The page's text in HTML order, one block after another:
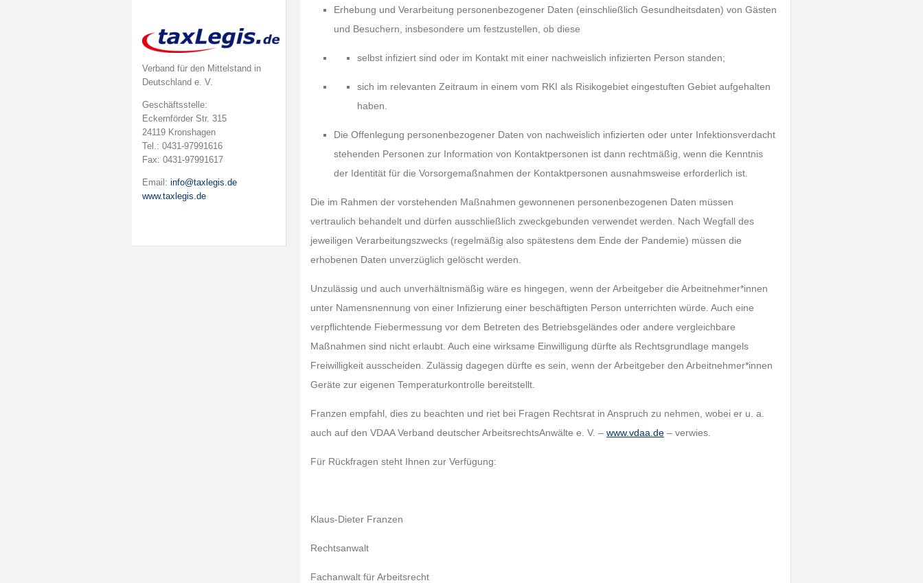
Verband für den Mittelstand in
Deutschland e. V.
Geschäftsstelle:
Eckernförder Str. 315
24119 Kronshagen
Tel.: 0431-97991616
Fax: 0431-97991617
Email: info@taxlegis.de
www.taxlegis.de
Erhebung und Verarbeitung personenbezogener Daten (einschließlich Gesundheitsdaten) von Gästen
und Besuchern, insbesondere um festzustellen, ob diese
selbst infiziert sind oder im Kontakt mit einer nachweislich infizierten Person standen;
sich im relevanten Zeitraum in einem vom RKI als Risikogebiet eingestuften Gebiet aufgehalten
haben.
Die Offenlegung personenbezogener Daten von nachweislich infizierten oder unter Infektionsverdacht
stehenden Personen zur Information von Kontaktpersonen ist dann rechtmäßig, wenn die Kenntnis
der Identität für die Vorsorgemaßnahmen der Kontaktpersonen ausnahmsweise erforderlich ist.
Die im Rahmen der vorstehenden Maßnahmen gewonnenen personenbezogenen Daten müssen
vertraulich behandelt und dürfen ausschließlich zweckgebunden verwendet werden. Nach Wegfall des
jeweiligen Verarbeitungszwecks (regelmäßig also spätestens dem Ende der Pandemie) müssen die
erhobenen Daten unverzüglich gelöscht werden.
Unzulässig und auch unverhältnismäßig wäre es hingegen, wenn der Arbeitgeber die Arbeitnehmer*innen
unter Namensnennung von einer Infizierung einer beschäftigten Person unterrichten würde. Auch eine
verpflichtende Fiebermessung vor dem Betreten des Betriebsgeländes oder andere vergleichbare
Maßnahmen sind nicht erlaubt. Auch eine wirksame Einwilligung dürfte als Rechtsgrundlage mangels
Freiwilligkeit ausscheiden. Zulässig dagegen dürfte es sein, wenn der Arbeitgeber den Arbeitnehmer*innen
Geräte zur eigenen Temperaturkontrolle bereitstellt.
Franzen empfahl, dies zu beachten und riet bei Fragen Rechtsrat in Anspruch zu nehmen, wobei er u. a.
auch auf den VDAA Verband deutscher ArbeitsrechtsAnwälte e. V. –www.vdaa.de – verwies.
Für Rückfragen steht Ihnen zur Verfügung:
Klaus-Dieter Franzen
Rechtsanwalt
Fachanwalt für Arbeitsrecht